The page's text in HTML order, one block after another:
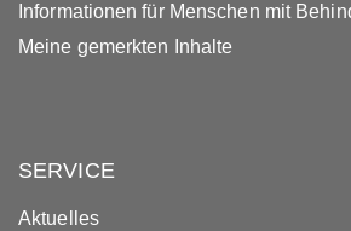
Informationen für Menschen mit
Meine gemerkten Inhalte
SERVICE
Aktuelles